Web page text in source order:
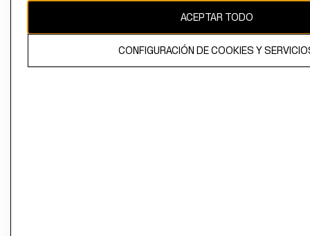
propiedad de H&M Hennes & Mauritz AB
ACEPTAR TODO
CONFIGURACIÓN DE COOKIES Y